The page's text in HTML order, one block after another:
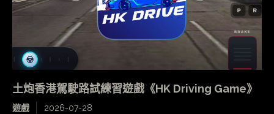
土炮香港駕駛路試練習遊戲《HK Driving Game》
遊戲 2026-07-28